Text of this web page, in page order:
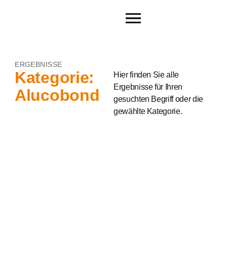
ERGEBNISSE
Kategorie:
Alucobond
Hier finden Sie alle
Ergebnisse für Ihren
gesuchten Begriff oder die
gewählte Kategorie.